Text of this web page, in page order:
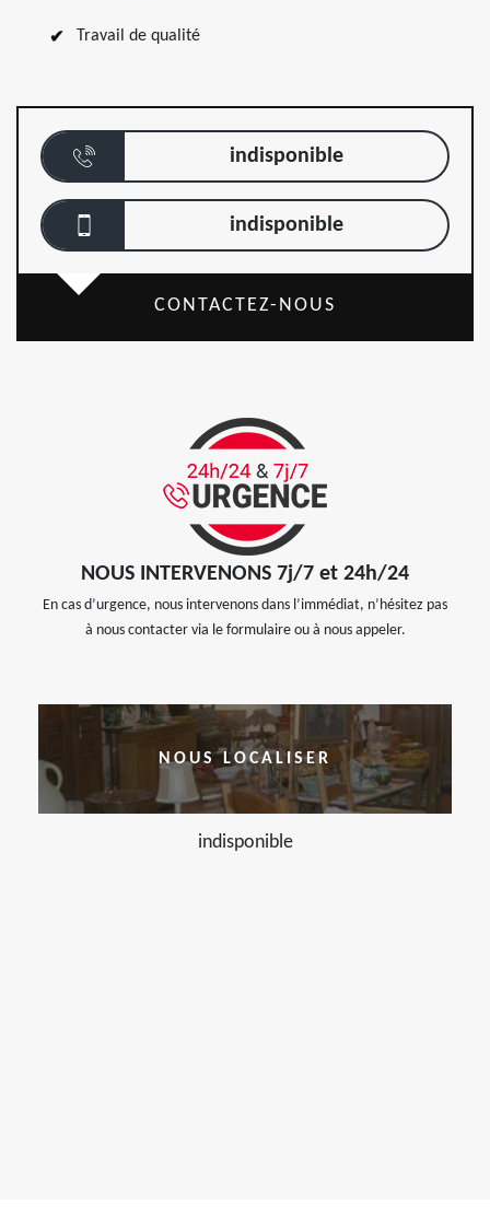
Travail de qualité
indisponible
indisponible
CONTACTEZ-NOUS
NOUS INTERVENONS 7j/7 et 24h/24
En cas d’urgence, nous intervenons dans l’immédiat, n’hésitez pas
à nous contacter via le formulaire ou à nous appeler.
NOUS LOCALISER
indisponible